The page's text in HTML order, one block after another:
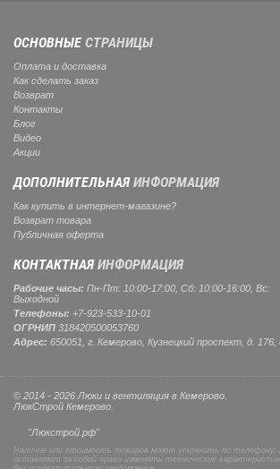
ОСНОВНЫЕСТРАНИЦЫ
Оплата и доставка
Как сделать заказ
Возврат
Контакты
Блог
Видео
Акции
ДОПОЛНИТЕЛЬНАЯИНФОРМАЦИЯ
Как купить в интернет-магазине?
Возврат товара
Публичная оферта
КОНТАКТНАЯИНФОРМАЦИЯ
Рабочие часы: Пн-Пт: 10:00-17:00, Сб: 10:00-16:00, Вс:
Выходной
Телефоны: +7-923-533-10-01
ОГРНИП 318420500053760
Адрес: 650051, г. Кемерово, Кузнецкий проспект, д. 176,
© 2014 - 2026 Люки и вентиляция в Кемерово.
ЛюкСтрой Кемерово.
"Люкстрой.рф"
Наличие или стоимость товаров можно уточнить по телефону.
оставляют за собой право изменять технические